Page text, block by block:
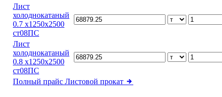
Лист
холоднокатаный
0.7 х1250х2500
ст08ПС
Лист
холоднокатаный
0.8 х1250х2500
ст08ПС
Полный прайс Листовой прокат